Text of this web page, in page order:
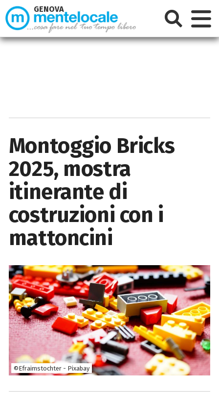
Montoggio Bricks
2025, mostra
itinerante di
costruzioni con i
mattoncini
©Efraimstochter - Pixabay
GENOVA